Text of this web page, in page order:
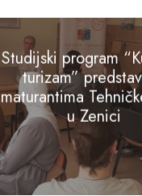
Studijski program
turizam”
maturantima
u Zenici